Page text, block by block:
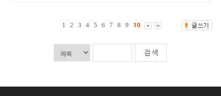
1 2 3 4 5 6 7 8 9 10